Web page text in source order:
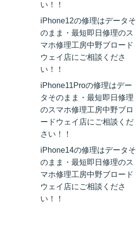
い！！
iPhone12の修理はデータそ
のまま・最短即日修理のス
マホ修理工房中野ブロード
ウェイ店にご相談くださ
い！！
iPhone11Proの修理はデー
タそのまま・最短即日修理
のスマホ修理工房中野ブロ
ードウェイ店にご相談くだ
さい！！
iPhone14の修理はデータそ
のまま・最短即日修理のス
マホ修理工房中野ブロード
ウェイ店にご相談くださ
い！！